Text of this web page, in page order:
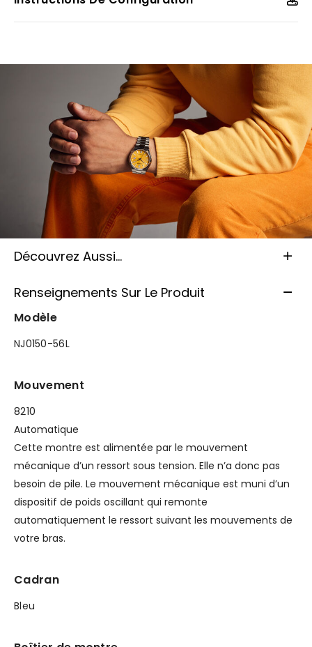
Découvrez Aussi...
Renseignements Sur Le Produit
Modèle
NJ0150-56L
Mouvement
8210
Automatique
Cette montre est alimentée par le mouvement
mécanique d’un ressort sous tension. Elle n’a donc pas
besoin de pile. Le mouvement mécanique est muni d’un
dispositif de poids oscillant qui remonte
automatiquement le ressort suivant les mouvements de
votre bras.
Cadran
Bleu